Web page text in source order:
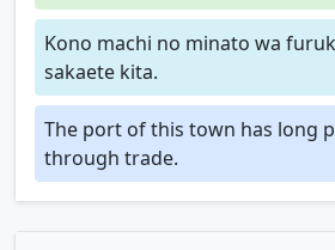
Kono machi no minato wa
sakaete kita.
The port of this town has long
through trade.